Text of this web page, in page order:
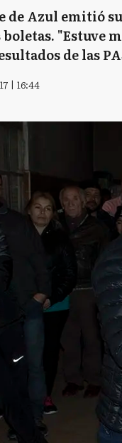
de Azul emitió
"Estuve
de las
| 16:44